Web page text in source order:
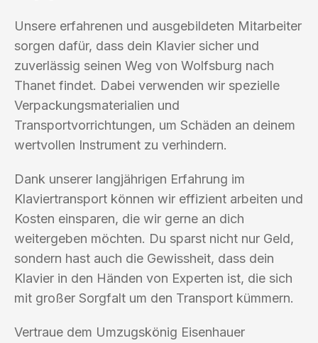
Unsere erfahrenen und ausgebildeten Mitarbeiter
sorgen dafür, dass dein Klavier sicher und
zuverlässig seinen Weg von Wolfsburg nach
Thanet findet. Dabei verwenden wir spezielle
Verpackungsmaterialien und
Transportvorrichtungen, um Schäden an deinem
wertvollen Instrument zu verhindern.
Dank unserer langjährigen Erfahrung im
Klaviertransport können wir effizient arbeiten und
Kosten einsparen, die wir gerne an dich
weitergeben möchten. Du sparst nicht nur Geld,
sondern hast auch die Gewissheit, dass dein
Klavier in den Händen von Experten ist, die sich
mit großer Sorgfalt um den Transport kümmern.
Vertraue dem Umzugskönig Eisenhauer